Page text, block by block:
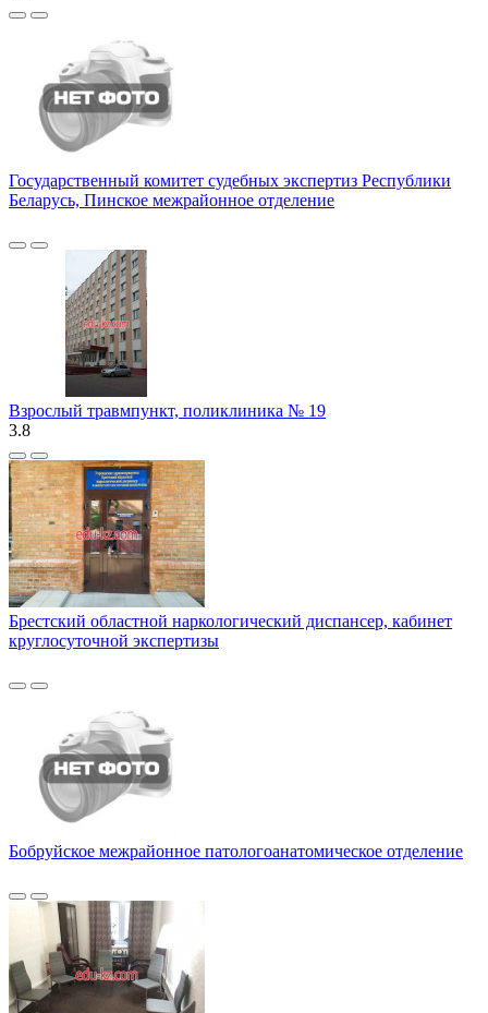
Государственный комитет судебных экспертиз Республики
Беларусь, Пинское межрайонное отделение
Взрослый травмпункт, поликлиника № 19
3.8
Брестский областной наркологический диспансер, кабинет
круглосуточной экспертизы
Бобруйское межрайонное патологоанатомическое отделение